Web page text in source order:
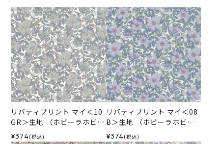
リバティプリント マイ＜10
GR＞生地 （ホビーラホビー
レオリジナル）2026ES
¥374 (税込)
リバティプリント マイ＜08
B＞生地 （ホビーラホビー
レオリジナル）2026ES
¥374 (税込)